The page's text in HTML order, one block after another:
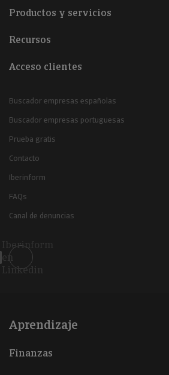
Productos y servicios
Recursos
Acceso clientes
Buscador empresas españolas
Buscador empresas portuguesas
Prueba gratis
Contacto
Iberinform
FAQs
Canal de denuncias
Iberinform
en
Linkedin
Aprendizaje
Finanzas